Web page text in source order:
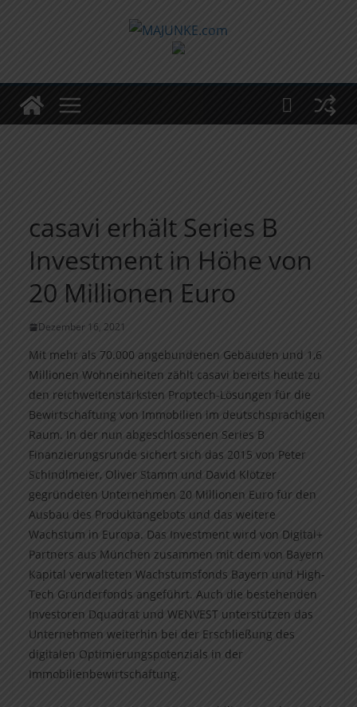
casavi erhält Series B
Investment in Höhe von
20 Millionen Euro
Dezember 16, 2021
Mit mehr als 70.000 angebundenen Gebäuden und 1,6
Millionen Wohneinheiten zählt casavi bereits heute zu
den reichweitenstärksten Proptech-Lösungen für die
Bewirtschaftung von Immobilien im deutschsprachigen
Raum. In der nun abgeschlossenen Series B
Finanzierungsrunde sichert sich das 2015 von Peter
Schindlmeier, Oliver Stamm und David Klötzer
gegründeten Unternehmen 20 Millionen Euro für den
Ausbau des Produktangebots und das weitere
Wachstum in Europa. Das Investment wird von Digital+
Partners aus München zusammen mit dem von Bayern
Kapital verwalteten Wachstumsfonds Bayern und High-
Tech Gründerfonds angeführt. Auch die bestehenden
Investoren Dquadrat und WENVEST unterstützen das
Unternehmen weiterhin bei der Erschließung des
digitalen Optimierungspotenzials in der
Immobilienbewirtschaftung.